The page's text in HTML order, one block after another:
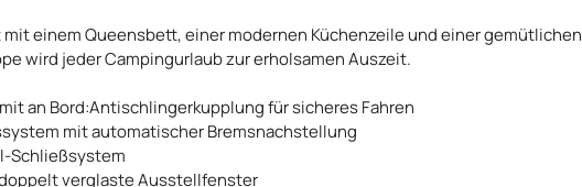
einem Queensbett, einer modernen Küchenzeile und einer gemütlichen
wird jeder Campingurlaub zur erholsamen Auszeit.
an Bord:Antischlingerkupplung für sicheres Fahren
mit automatischer Bremsnachstellung
Schließsystem
verglaste Ausstellfenster